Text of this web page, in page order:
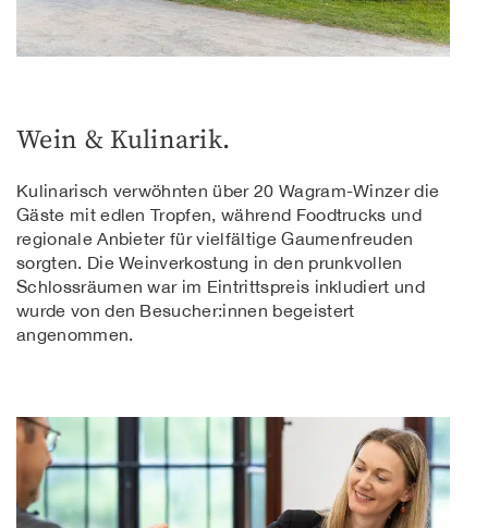
Wein & Kulinarik.
Kulinarisch verwöhnten über 20 Wagram-Winzer die
Gäste mit edlen Tropfen, während Foodtrucks und
regionale Anbieter für vielfältige Gaumenfreuden
sorgten. Die Weinverkostung in den prunkvollen
Schlossräumen war im Eintrittspreis inkludiert und
wurde von den Besucher:innen begeistert
angenommen.